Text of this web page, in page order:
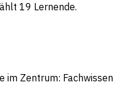
19 Lernende.
im Zentrum: Fachwissen